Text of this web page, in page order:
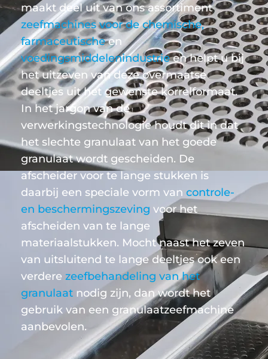
maakt deel uit van ons assortiment
zeefmachines voor de chemische,
farmaceutischeen
voedingsmiddelenindustrieen helpt u bij
het uitzeven van deze overmaatse
deeltjes uit het gewenste korrelformaat.
In het jargon van de
verwerkingstechnologie houdt dit in dat
het slechte granulaat van het goede
granulaat wordt gescheiden. De
afscheider voor te lange stukken is
daarbij een speciale vorm van controle-
en beschermingszeving voor het
afscheiden van te lange
materiaalstukken. Mocht naast het zeven
van uitsluitend te lange deeltjes ook een
verdere zeefbehandeling van het
granulaatnodig zijn, dan wordt het
gebruik van een granulaatzeefmachine
aanbevolen.